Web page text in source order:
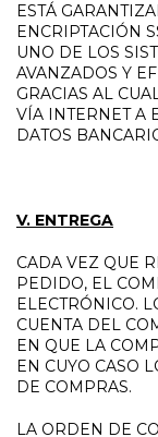
ESTÁ
ENCRIPTACIÓN
UNO DE LOS
AVANZADOS Y
GRACIAS AL
VÍA INTERNET A
DATOS
V. ENTREGA
CADA VEZ QUE
PEDIDO, EL
ELECTRÓNICO.
CUENTA DEL
EN QUE LA
EN CUYO CASO
DE COMPRAS.
LA ORDEN DE